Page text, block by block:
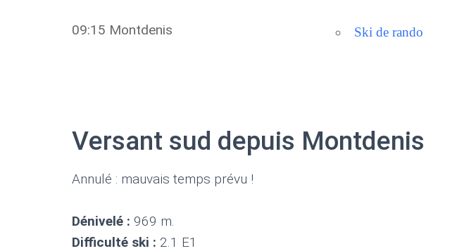
09:15 Montdenis Ski de rando
Versant sud depuis Montdenis
Annulé : mauvais temps prévu !
Dénivelé : 969 m.
Difficulté ski : 2.1 E1